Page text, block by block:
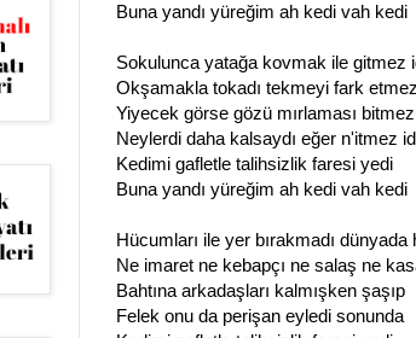
Buna yandı yüreğim ah kedi vah kedi
Sokulunca yatağa kovmak ile gitmez
Okşamakla tokadı tekmeyi fark
Yiyecek görse gözü mırlaması
Neylerdi daha kalsaydı eğer n'itmez
Kedimi gafletle talihsizlik faresi yedi
Buna yandı yüreğim ah kedi vah kedi
Hücumları ile yer bırakmadı dünyada
Ne imaret ne kebapçı ne salaş ne
Bahtına arkadaşları kalmışken şaşıp
Felek onu da perişan eyledi sonunda